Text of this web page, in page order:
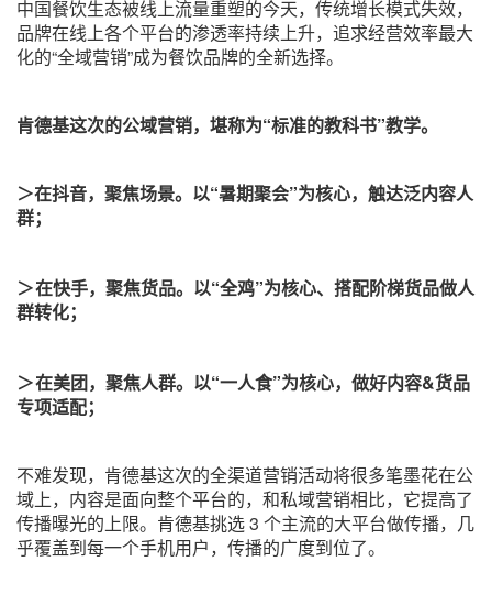
中国餐饮生态被线上流量重塑的今天，传统增长模式失效，
品牌在线上各个平台的渗透率持续上升，追求经营效率最大
化的“全域营销”成为餐饮品牌的全新选择。
肯德基这次的公域营销，堪称为“标准的教科书”教学。
＞在抖音，聚焦场景。以“暑期聚会”为核心，触达泛内容人
群；
＞在快手，聚焦货品。以“全鸡”为核心、搭配阶梯货品做人
群转化；
＞在美团，聚焦人群。以“一人食”为核心，做好内容&货品
专项适配；
不难发现，肯德基这次的全渠道营销活动将很多笔墨花在公
域上，内容是面向整个平台的，和私域营销相比，它提高了
传播曝光的上限。肯德基挑选 3 个主流的大平台做传播，几
乎覆盖到每一个手机用户，传播的广度到位了。